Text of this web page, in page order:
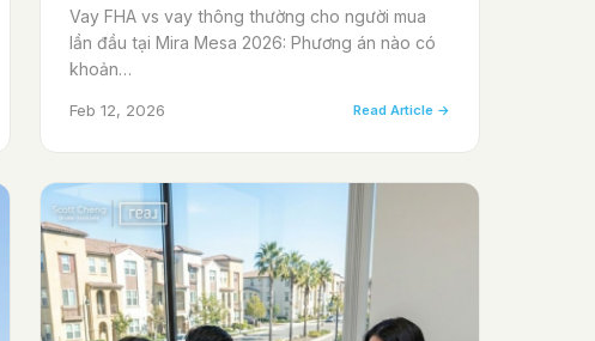
Vay FHA vs vay thông thường cho người mua
lần đầu tại Mira Mesa 2026: Phương án nào có
khoản…
Feb 12, 2026 Read Article →